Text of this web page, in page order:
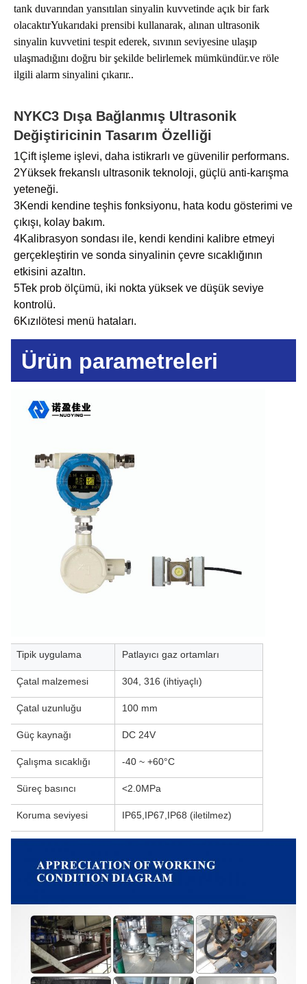
tank duvarından yansıtılan sinyalin kuvvetinde açık bir fark
olacaktırYukarıdaki prensibi kullanarak, alınan ultrasonik
sinyalin kuvvetini tespit ederek, sıvının seviyesine ulaşıp
ulaşmadığını doğru bir şekilde belirlemek mümkündür.ve röle
ilgili alarm sinyalini çıkarır..
NYKC3 Dışa Bağlanmış Ultrasonik
Değiştiricinin Tasarım Özelliği
1Çift işleme işlevi, daha istikrarlı ve güvenilir performans.
2Yüksek frekanslı ultrasonik teknoloji, güçlü anti-karışma
yeteneği.
3Kendi kendine teşhis fonksiyonu, hata kodu gösterimi ve
çıkışı, kolay bakım.
4Kalibrasyon sondası ile, kendi kendini kalibre etmeyi
gerçekleştirin ve sonda sinyalinin çevre sıcaklığının
etkisini azaltın.
5Tek prob ölçümü, iki nokta yüksek ve düşük seviye
kontrolü.
6Kızılötesi menü hataları.
Ürün parametreleri
Tipik uygulama Patlayıcı gaz ortamları
Çatal malzemesi 304, 316 (ihtiyaçlı)
Çatal uzunluğu 100 mm
Güç kaynağı DC 24V
Çalışma sıcaklığı -40 ~ +60°C
Süreç basıncı <2.0MPa
Koruma seviyesi IP65,IP67,IP68 (iletilmez)